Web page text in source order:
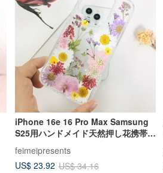
iPhone 16e 16 Pro Max Samsung
S25用ハンドメイド天然押し花携帯ケ
feimeipresents
US$ 23.92 US$ 34.16